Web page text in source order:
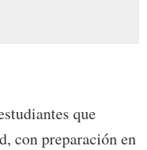
que
con preparación en